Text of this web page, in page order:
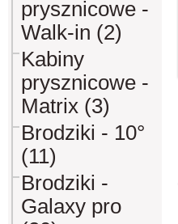
prysznicowe -
Walk-in (2)
Kabiny
prysznicowe -
Matrix (3)
Brodziki - 10°
(11)
Brodziki -
Galaxy pro